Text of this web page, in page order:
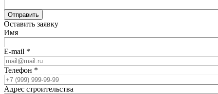
Отправить
Оставить заявку
Имя
E-mail *
Телефон *
Адрес строительства